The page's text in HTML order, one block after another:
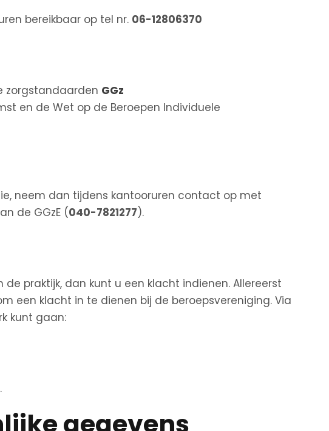
bereikbaar op tel nr. 06-12806370
zorgstandaarden GGz
en de Wet op de Beroepen Individuele
neem dan tijdens kantooruren contact op met
de GGzE (040-7821277).
praktijk, dan kunt u een klacht indienen. Allereerst
een klacht in te dienen bij de beroepsvereniging. Via
kunt gaan: